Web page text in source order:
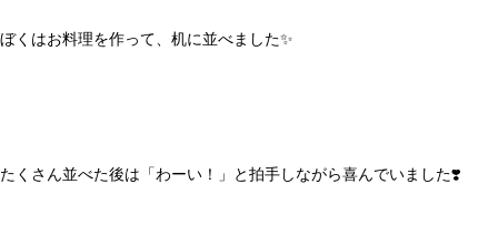
ぼくはお料理を作って、机に並べました✨
たくさん並べた後は「わーい！」と拍手しながら喜んでいました❣️